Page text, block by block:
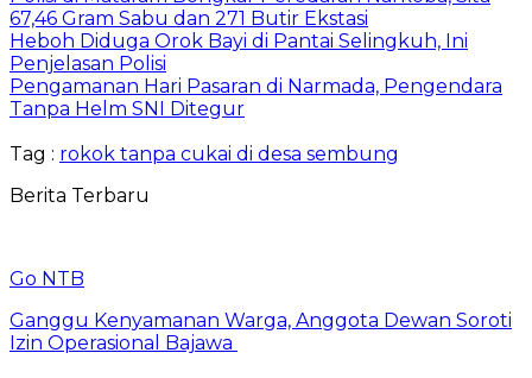
67,46 Gram Sabu dan 271 Butir Ekstasi
Heboh Diduga Orok Bayi di Pantai Selingkuh, Ini
Penjelasan Polisi
Pengamanan Hari Pasaran di Narmada, Pengendara
Tanpa Helm SNI Ditegur
Tag : rokok tanpa cukai di desa sembung
Berita Terbaru
Go NTB
Ganggu Kenyamanan Warga, Anggota Dewan Soroti
Izin Operasional Bajawa